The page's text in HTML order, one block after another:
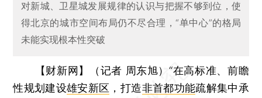
对新城、卫星城发展规律的认识与把握不够到位，使
得北京的城市空间布局仍不尽合理，“单中心”的格局
未能实现根本性突破
【财新网】（记者 周东旭）“在高标准、前瞻
性规划建设雄安新区 ，打造非首都功能疏解集中承